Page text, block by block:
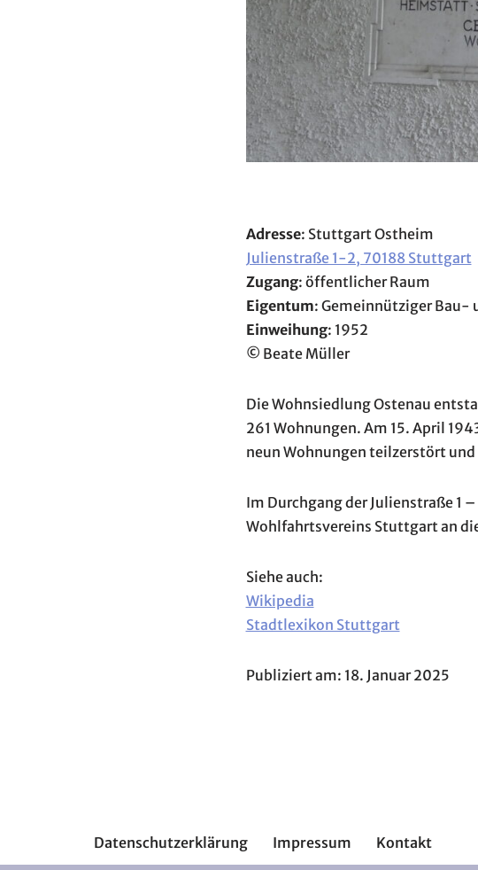
Adresse: Stuttgart Ostheim
Julienstraße 1-2, 70188 Stuttgart
Zugang: öffentlicher Raum
Eigentum: Gemeinnütziger Bau-
Einweihung: 1952
© Beate Müller
Die Wohnsiedlung Ostenau
261 Wohnungen. Am 15. April
neun Wohnungen teilzerstört
Im Durchgang der Julienstraße 1
Wohlfahrtsvereins Stuttgart an
Siehe auch:
Wikipedia
Stadtlexikon Stuttgart
Publiziert am: 18. Januar 2025
Datenschutzerklärung Impressum Kontakt